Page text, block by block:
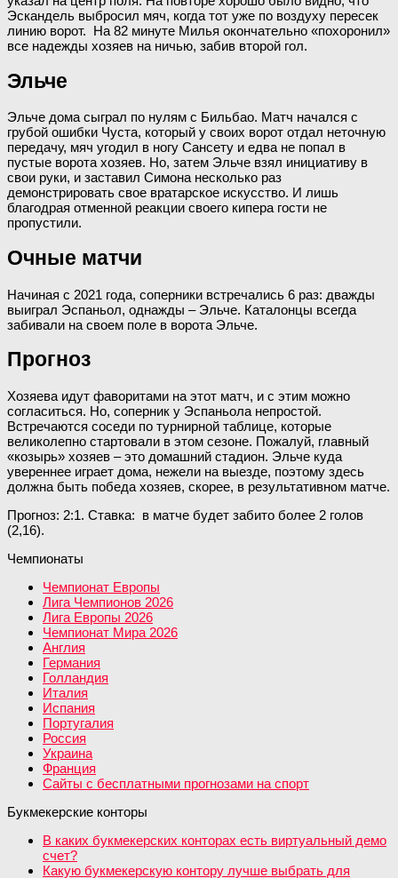
Эскандель выбросил мяч, когда тот уже по воздуху пересек
линию ворот. На 82 минуте Милья окончательно «похоронил»
все надежды хозяев на ничью, забив второй гол.
Эльче
Эльче дома сыграл по нулям с Бильбао. Матч начался с
грубой ошибки Чуста, который у своих ворот отдал неточную
передачу, мяч угодил в ногу Сансету и едва не попал в
пустые ворота хозяев. Но, затем Эльче взял инициативу в
свои руки, и заставил Симона несколько раз
демонстрировать свое вратарское искусство. И лишь
благодрая отменной реакции своего кипера гости не
пропустили.
Очные матчи
Начиная с 2021 года, соперники встречались 6 раз: дважды
выиграл Эспаньол, однажды – Эльче. Каталонцы всегда
забивали на своем поле в ворота Эльче.
Прогноз
Хозяева идут фаворитами на этот матч, и с этим можно
согласиться. Но, соперник у Эспаньола непростой.
Встречаются соседи по турнирной таблице, которые
великолепно стартовали в этом сезоне. Пожалуй, главный
«козырь» хозяев – это домашний стадион. Эльче куда
увереннее играет дома, нежели на выезде, поэтому здесь
должна быть победа хозяев, скорее, в результативном матче.
Прогноз: 2:1. Ставка: в матче будет забито более 2 голов
(2,16).
Чемпионаты
Чемпионат Европы
Лига Чемпионов 2026
Лига Европы 2026
Чемпионат Мира 2026
Англия
Германия
Голландия
Италия
Испания
Португалия
Россия
Украина
Франция
Сайты с бесплатными прогнозами на спорт
Букмекерские конторы
В каких букмекерских конторах есть виртуальный демо
счет?
Какую букмекерскую контору лучше выбрать для